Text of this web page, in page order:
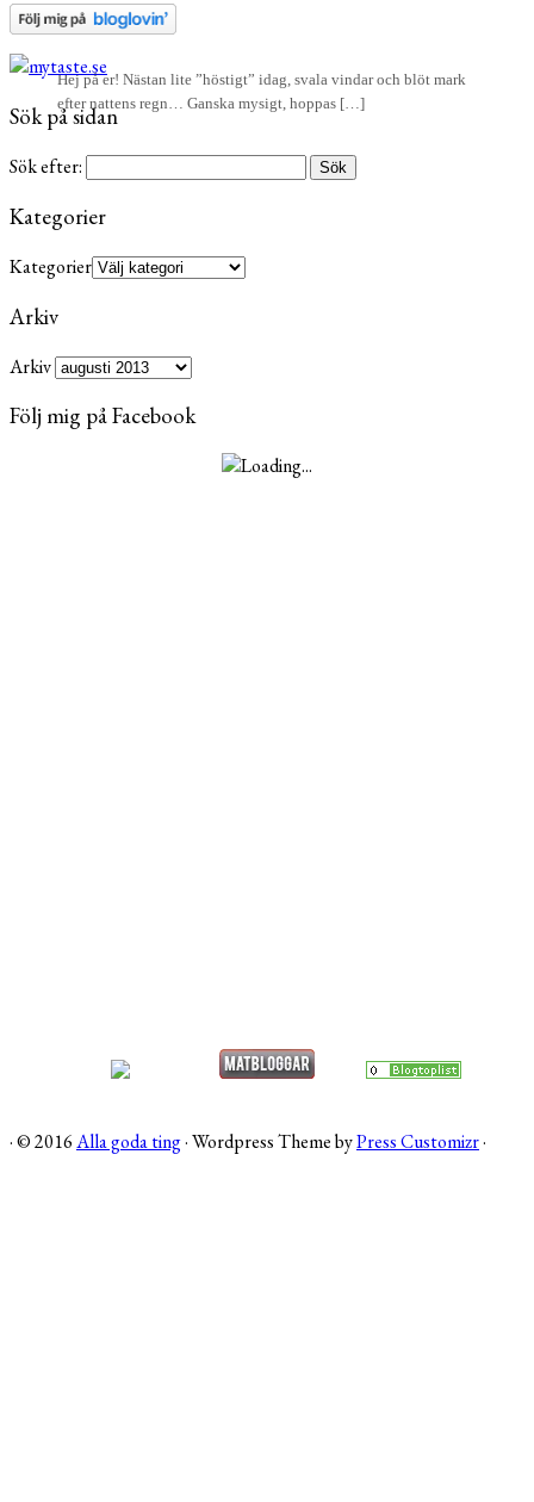
Hej på er! Nästan lite ”höstigt” idag, svala vindar och blöt mark
efter nattens regn… Ganska mysigt, hoppas […]
Sök på sidan
Sök efter:
Kategorier
Kategorier
Arkiv
Arkiv
Följ mig på Facebook
·© 2016Alla goda ting·Wordpress Theme byPress Customizr·